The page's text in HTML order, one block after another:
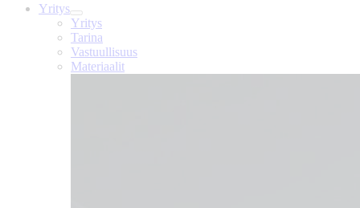
Yritys
Yritys
Tarina
Vastuullisuus
Materiaalit